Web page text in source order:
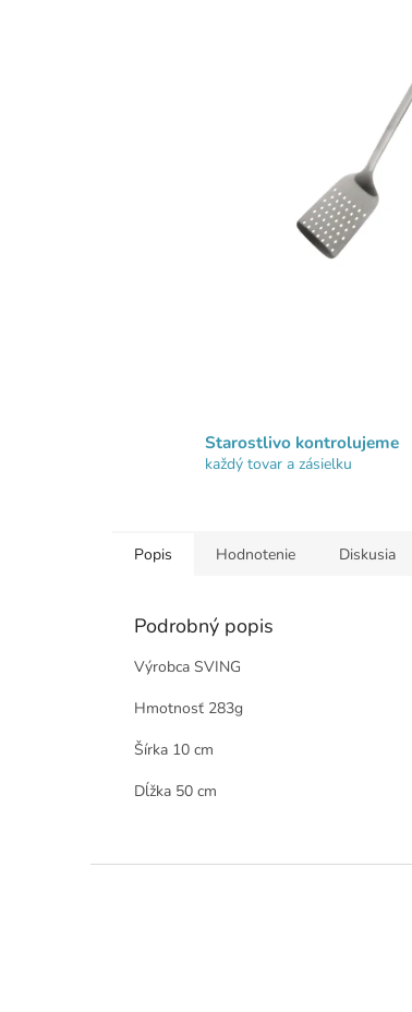
Starostlivo kontrolujeme
každý tovar a zásielku
Popis Hodnotenie Diskusia
Podrobný popis
Výrobca SVING
Hmotnosť 283g
Šírka 10 cm
Dĺžka 50 cm